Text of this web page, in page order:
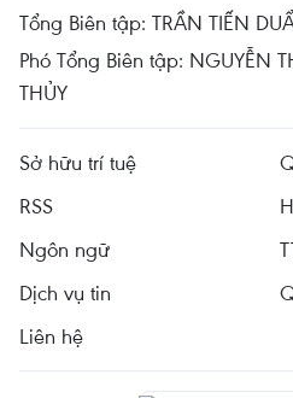
Tổng Biên tập: TRẦN TIẾN
Phó Tổng Biên tập: NGUYỄN
THỦY
Sở hữu trí tuệ
RSS
Ngôn ngữ
Dịch vụ tin
Liên hệ